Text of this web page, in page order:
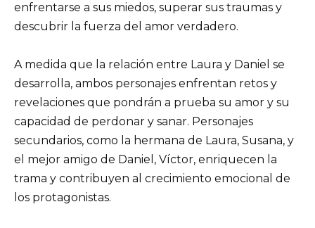
enfrentarse a sus miedos, superar sus traumas y
descubrir la fuerza del amor verdadero.
A medida que la relación entre Laura y Daniel se
desarrolla, ambos personajes enfrentan retos y
revelaciones que pondrán a prueba su amor y su
capacidad de perdonar y sanar. Personajes
secundarios, como la hermana de Laura, Susana, y
el mejor amigo de Daniel, Víctor, enriquecen la
trama y contribuyen al crecimiento emocional de
los protagonistas.